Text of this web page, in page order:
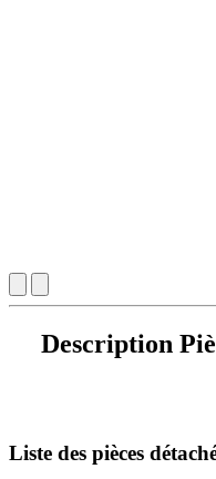
Description
Liste des pièces